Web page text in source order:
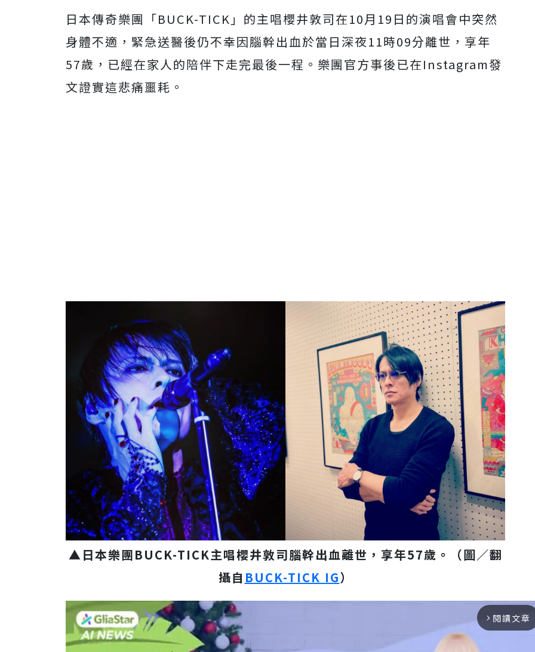
日本傳奇樂團「BUCK-TICK」的主唱櫻井敦司在10月19日的演唱會中突然
身體不適，緊急送醫後仍不幸因腦幹出血於當日深夜11時09分離世，享年
57歲，已經在家人的陪伴下走完最後一程。樂團官方事後已在Instagram發
文證實這悲痛噩耗。
▲日本樂團BUCK-TICK主唱櫻井敦司腦幹出血離世，享年57歲。（圖／翻
攝自 BUCK-TICK IG）
arrow_forward_ios 閱讀文章